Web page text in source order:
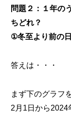
問題２：１年の
ちどれ？
①冬至より前
答えは・・・
まず下のグラフ
2月1日から2024